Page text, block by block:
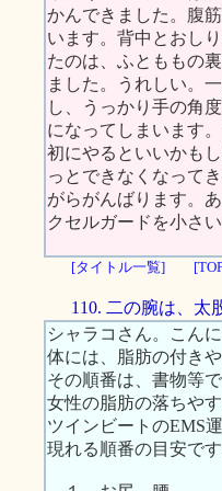
かんできました。腹
います。背中とおし
たのは、ふとももの
ました。うれしい。
し、うっかり手の角
になってしまいます
初にやるといいかも
っとできなくなって
がらがんばります。
クセルガードを小さ
[タイトル一覧]
110. 二の腕は、太
シャラコさん。こんに
体には、脂肪の付き
その順番は、書物等
女性の脂肪の落ちや
ツインビートのEMS
現れる順番の目安です